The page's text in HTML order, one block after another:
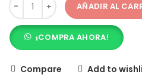
AÑADIR AL
¡COMPRA AHORA!
Compare Add to